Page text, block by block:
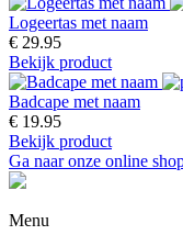
Logeertas met naam
€ 29.95
Bekijk product
Badcape met naam
€ 19.95
Bekijk product
Ga naar onze online
Menu